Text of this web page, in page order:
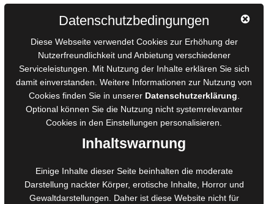
AGB für Medienprojekte
Online-Artikel
Manuskripte einreichen
Ausschreibungen
Belegexemplare
Eigenbedarfsexemplare
Foto- und Bildbearbeitung
Fotorestauration
Datenschutzbedingungen
Diese Webseite verwendet Cookies zur Erhöhung der
Nutzerfreundlichkeit und Anbietung verschiedener
Serviceleistungen. Mit Nutzung der Inhalte erklären Sie sich
damit einverstanden. Weitere Informationen zur Nutzung von
Cookies finden Sie in unserer Datenschutzerklärung
Optional können Sie die Nutzung nicht systemrelevanter
Cookies in den Einstellungen personalisieren.
Inhaltswarnung
Einige Inhalte dieser Seite beinhalten die moderate
Darstellung nackter Körper, erotische Inhalte, Horror und
Gewaltdarstellungen. Daher ist diese Website nicht für